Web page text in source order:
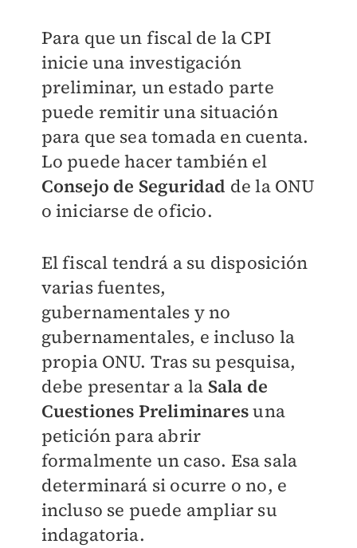
Para que un fiscal de la CPI
inicie una investigación
preliminar, un estado parte
puede remitir una situación
para que sea tomada en cuenta.
Lo puede hacer también el
Consejo de Seguridad de la ONU
o iniciarse de oficio.
El fiscal tendrá a su disposición
varias fuentes,
gubernamentales y no
gubernamentales, e incluso la
propia ONU. Tras su pesquisa,
debe presentar a la Sala de
Cuestiones Preliminaresuna
petición para abrir
formalmente un caso. Esa sala
determinará si ocurre o no, e
incluso se puede ampliar su
indagatoria.